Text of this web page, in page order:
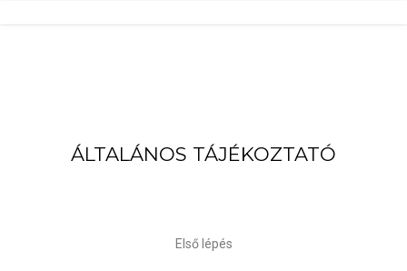
ÁLTALÁNOS TÁJÉKOZTATÓ
Első lépés